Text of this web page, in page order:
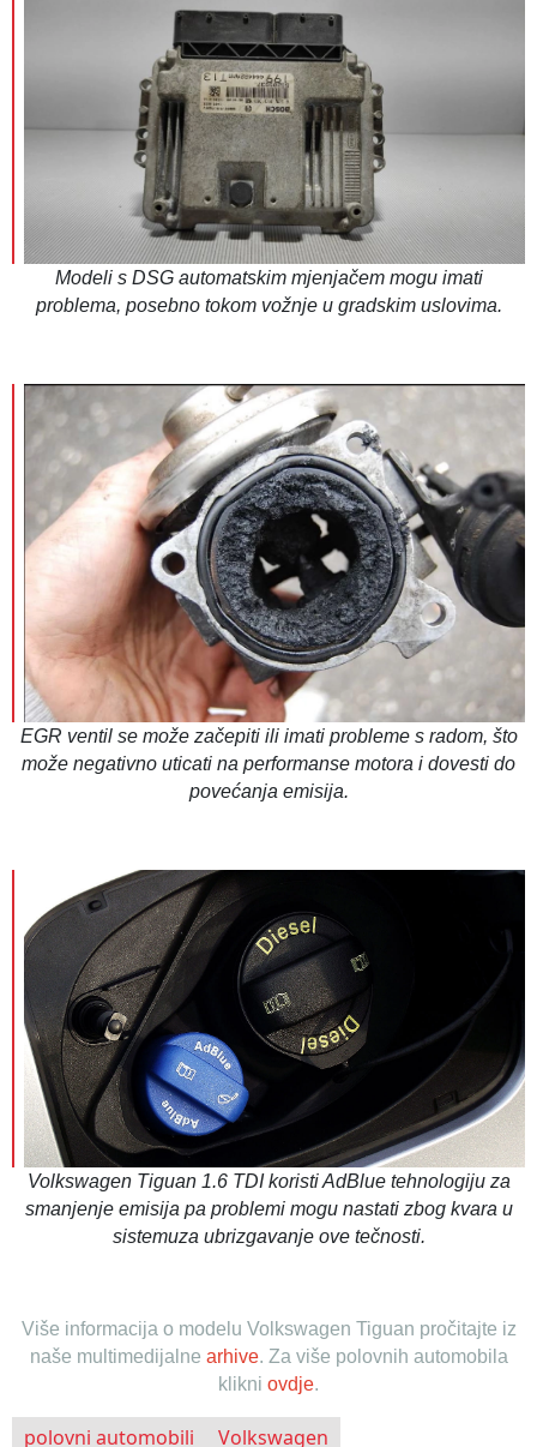
Modeli s DSG automatskim mjenjačem mogu imati
problema, posebno tokom vožnje u gradskim uslovima.
EGR ventil se može začepiti ili imati probleme s radom, što
može negativno uticati na performanse motora i dovesti do
povećanja emisija.
Volkswagen Tiguan 1.6 TDI koristi AdBlue tehnologiju za
smanjenje emisija pa problemi mogu nastati zbog kvara u
sistemuza ubrizgavanje ove tečnosti.
Više informacija o modelu Volkswagen Tiguan pročitajte iz
naše multimedijalne arhive. Za više polovnih automobila
klikni ovdje.
polovni automobili Volkswagen